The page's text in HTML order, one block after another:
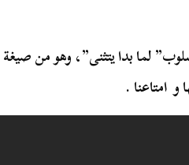
لما بدا يتثنى”، وهو من صيغة
و امتاعنا .